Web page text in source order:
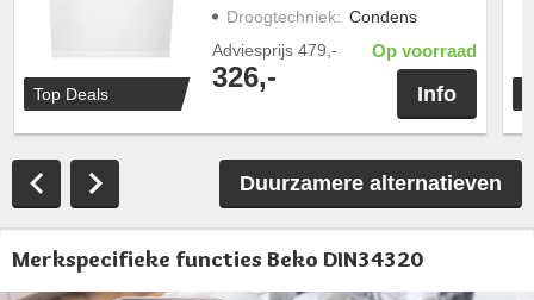
Top Deals
Droogtechniek: Condens
Adviesprijs 479,-
326,-
Op voorraad
Info
Duurzamere alternatieven
Merkspecifieke functies Beko DIN34320